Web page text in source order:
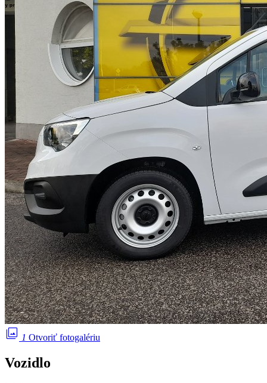
photo_library 1 Otvoriť fotogalériu
Vozidlo